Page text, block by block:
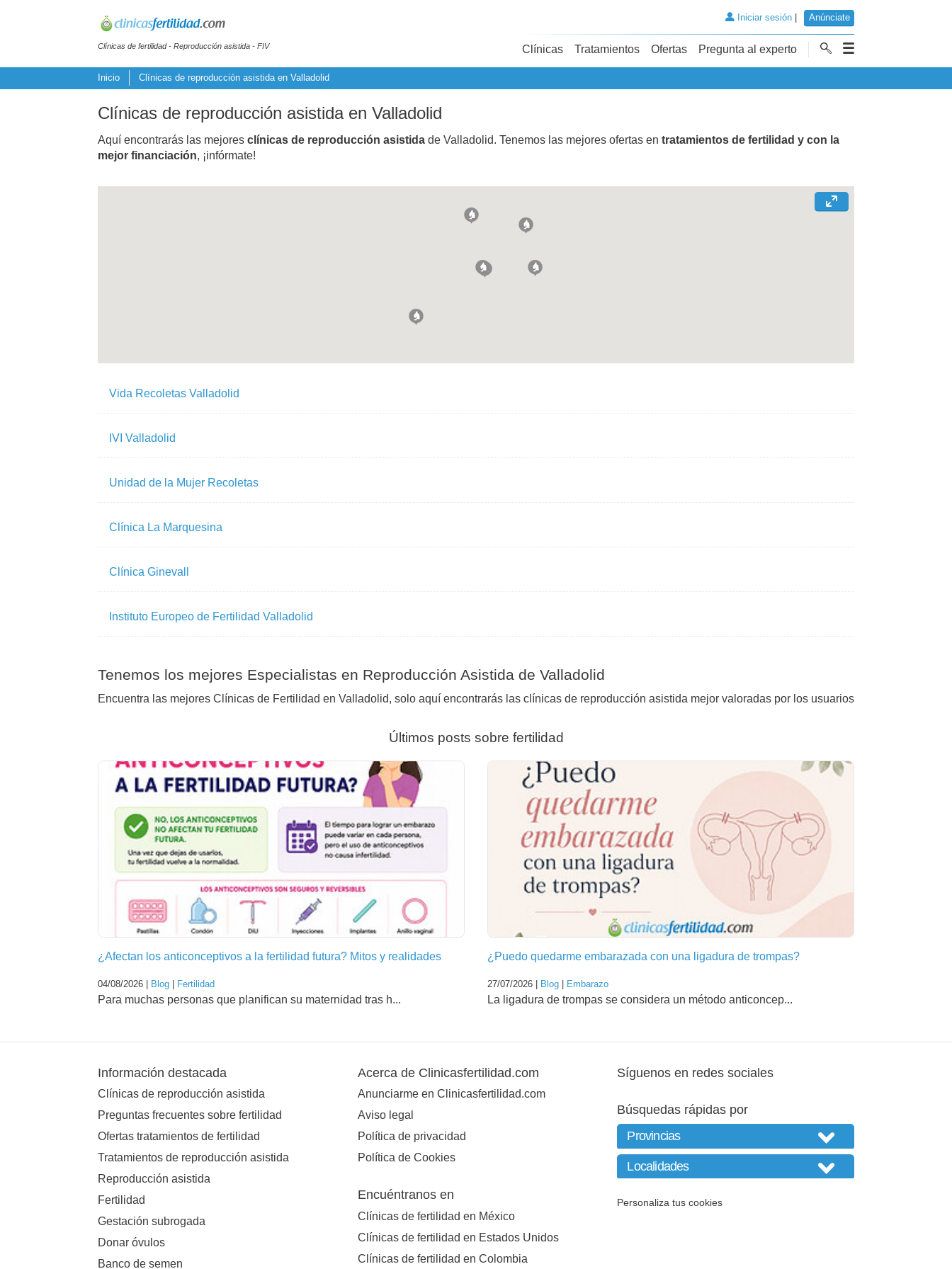
Clínicas de fertilidad - Reproducción asistida - FIV
Iniciar sesión| Anúnciate
Clínicas Tratamientos Ofertas Pregunta al experto
Inicio Clínicas de reproducción asistida en Valladolid
Clínicas de reproducción asistida en Valladolid
Aquí encontrarás las mejores clínicas de reproducción asistida de Valladolid. Tenemos las mejores ofertas en tratamientos de fertilidad y con la
mejor financiación, ¡infórmate!
Vida Recoletas Valladolid
IVI Valladolid
Unidad de la Mujer Recoletas
Clínica La Marquesina
Clínica Ginevall
Instituto Europeo de Fertilidad Valladolid
Tenemos los mejores Especialistas en Reproducción Asistida de Valladolid
Encuentra las mejores Clínicas de Fertilidad en Valladolid, solo aquí encontrarás las clínicas de reproducción asistida mejor valoradas por los usuarios
Últimos posts sobre fertilidad
¿Afectan los anticonceptivos a la fertilidad futura? Mitos y realidades
04/08/2026 | Blog | Fertilidad
Para muchas personas que planifican su maternidad tras h...
¿Puedo quedarme embarazada con una ligadura de trompas?
27/07/2026 | Blog | Embarazo
La ligadura de trompas se considera un método anticoncep...
Información destacada
Clínicas de reproducción asistida
Preguntas frecuentes sobre fertilidad
Ofertas tratamientos de fertilidad
Tratamientos de reproducción asistida
Reproducción asistida
Fertilidad
Gestación subrogada
Donar óvulos
Banco de semen
Acerca de Clinicasfertilidad.com
Anunciarme en Clinicasfertilidad.com
Aviso legal
Política de privacidad
Política de Cookies
Encuéntranos en
Clínicas de fertilidad en México
Clínicas de fertilidad en Estados Unidos
Clínicas de fertilidad en Colombia
Síguenos en redes sociales
Búsquedas rápidas por
Personaliza tus cookies